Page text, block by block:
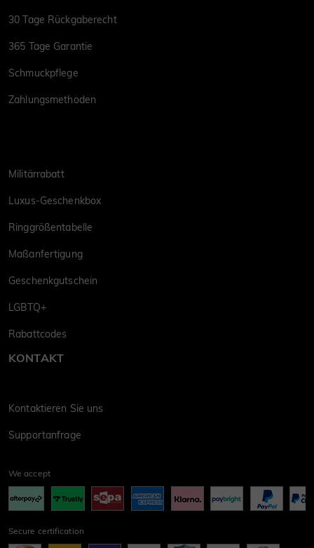
30 Tage Rückgaberecht
365 Tage Garantie
Schmuckpflege
Zahlungsmethoden
Militärrabatt
Luxus-Geschenkbox
Ringgrößentabelle
Maßanfertigung
Geschenkgutschein
LGBTQ+
Rabattcodes
KONTAKT
Kontaktieren Sie uns
Supportanfrage
We accept
Secure certification